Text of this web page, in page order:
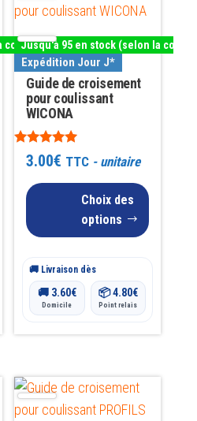
couleur)
Jusqu'à 95 en stock (selon la
Expédition Jour J*
Guide de croisement
pour coulissant
WICONA
Note
4.91
3.00€ TTC- unitaire
Choix des
options
produit
a
plusieurs
variations.
Les
options
peuvent
être
choisies
produit
🚚 Livraison dès
🚚 3.60€
Domicile
📦4.80€
Point relais
Ce
produit